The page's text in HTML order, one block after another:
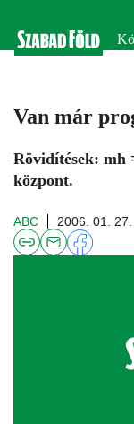
Van már
Rövidítések: mh
központ.
ABC 2006. 01. 27.